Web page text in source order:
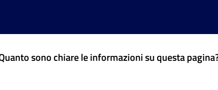
sono chiare le informazioni su questa